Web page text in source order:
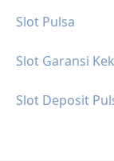
Slot Pulsa
Slot Garansi
Slot Deposit